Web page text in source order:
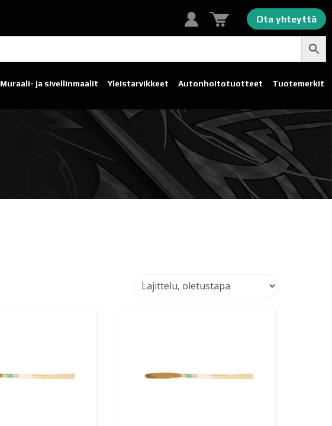
Ota yhteyttä
Muraali- ja sivellinmaalit Yleistarvikkeet Autonhoito­tuotteet Tuotemerkit